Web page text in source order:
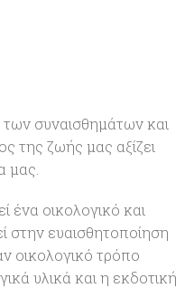
των συναισθημάτων και
της ζωής μας αξίζει
μας.
ένα οικολογικό και
στην ευαισθητοποίηση
οικολογικό τρόπο
υλικά και η εκδοτική